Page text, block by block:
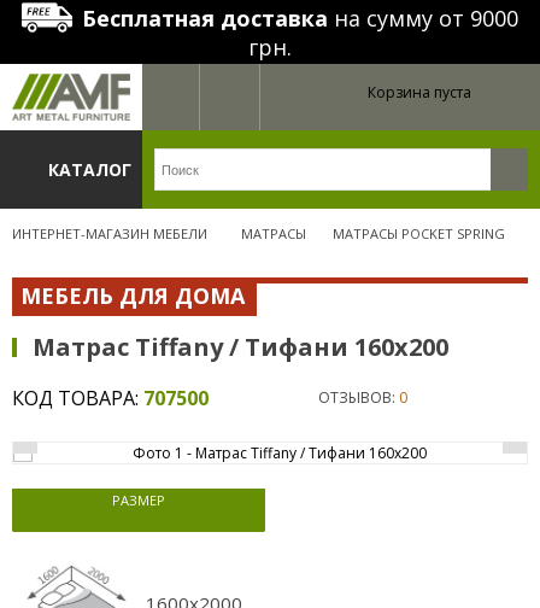
Бесплатная доставка на сумму от 9000
грн.
Корзина пуста
КАТАЛОГ
ИНТЕРНЕТ-МАГАЗИН МЕБЕЛИ МАТРАСЫ МАТРАСЫ POCKET SPRING
МЕБЕЛЬ ДЛЯ ДОМА
Матрас Tiffany / Тифани 160x200
КОД ТОВАРА: 707500 ОТЗЫВОВ: 0
РАЗМЕР
1600x2000